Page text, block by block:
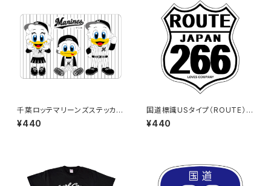
千葉ロッテマリーンズステッカー
10
¥440
国道標識USタイプ（ROUTE）ス
テッカー 266号線（ホワイト）
¥440